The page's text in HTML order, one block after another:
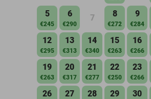
5
€245
6
€290
7 8
€272
9
€284
12
€295
13
€313
14
€340
15
€263
16
€266
19
€263
20
€317
21
€277
22
€250
23
€266
26 27 28 29 30